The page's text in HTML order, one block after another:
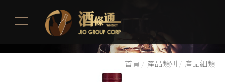
首頁 / 產品類別 / 產品細類